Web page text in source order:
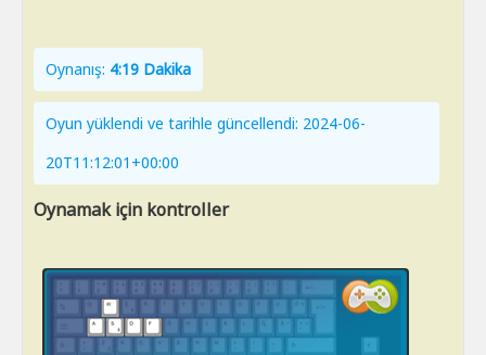
Oynanış: 4:19 Dakika
Oyun yüklendi ve tarihle güncellendi: 2024-06-
20T11:12:01+00:00
Oynamak için kontroller